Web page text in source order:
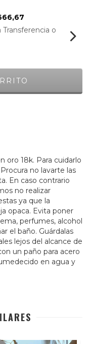
o
oro 18k. Para cuidarlo
no lavarte las
En caso contrario
no realizar
ya que la
opaca. Evita poner
perfumes, alcohol
el baño. Guárdalas
lejos del alcance de
un paño para acero
en agua y